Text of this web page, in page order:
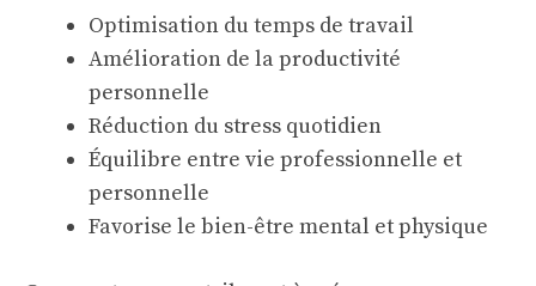
Optimisation du temps de travail
Amélioration de la productivité
personnelle
Réduction du stress quotidien
Équilibre entre vie professionnelle et
personnelle
Favorise le bien-être mental et physique